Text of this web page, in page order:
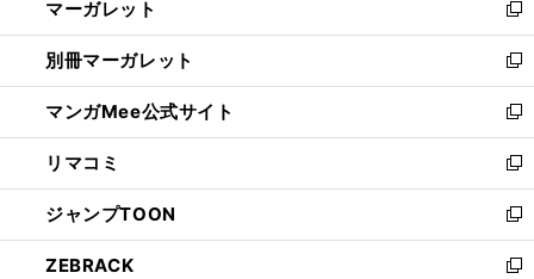
く
で
開
く
ド
ウ
で
開
く
い
ウ
ィ
ン
ド
ウ
で
開
く
マーガレット
新
し
い
ウ
ィ
ン
ド
ウ
で
開
く
別冊マーガレット
新
し
い
ウ
ィ
ン
ド
ウ
で
マンガMee公式サイト
新
し
い
ウ
ィ
ン
ド
リマコミ
新
し
い
ウ
ィ
ジャンプTOON
新
し
い
ZEBRACK
新